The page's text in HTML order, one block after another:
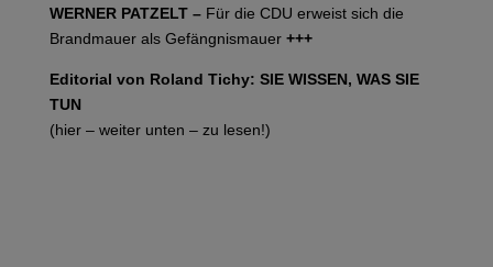
WERNER PATZELT – Für die CDU erweist sich die
Brandmauer als Gefängnismauer +++
Editorial von Roland Tichy: SIE WISSEN, WAS SIE
TUN
(hier – weiter unten – zu lesen!)